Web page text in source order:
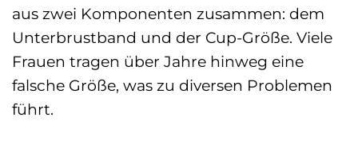
aus zwei Komponenten zusammen: dem
Unterbrustband und der Cup-Größe. Viele
Frauen tragen über Jahre hinweg eine
falsche Größe, was zu diversen Problemen
führt.